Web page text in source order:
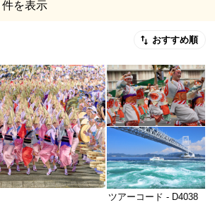
件を表示
おすすめ順
ツアーコード - D4038